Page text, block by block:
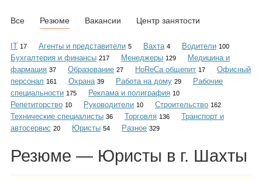
Объявления
Каталог
Все Резюме Вакансии Центр занятости
IT 17 Агенты и представители 5 Вахта 4 Водители 100
Бухгалтерия и финансы 217 Менеджеры 129
Медицина и
фармация 37 Образование 27 HoReCa общепит 17
Офисный
персонал 161 Охрана 39 Работа на дому 29
Рабочие
специальности 175 Реклама и полиграфия 10
Репетиторство 10 Руководители 10 Строительство 162
Технические специалисты 36 Торговля 136
Транспорт и
автосервис 20 Юристы 54 Разное 329
Резюме — Юристы в г. Шахты